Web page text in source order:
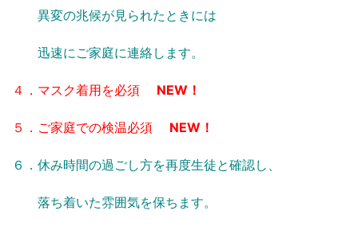
異変の兆候が見られたときには
迅速にご家庭に連絡します。
４．マスク着用を必須 NEW！
５．ご家庭での検温必須 NEW！
６．休み時間の過ごし方を再度生徒と確認し、
落ち着いた雰囲気を保ちます。